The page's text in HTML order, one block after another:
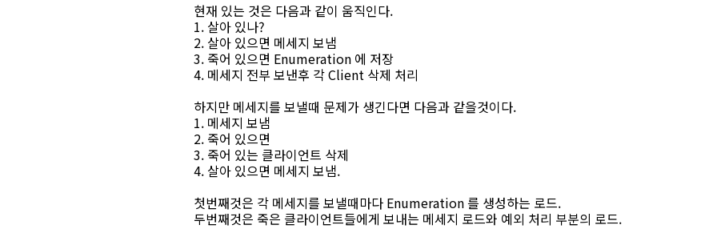
현재 있는 것은 다음과 같이 움직인다.
1. 살아 있나?
2. 살아 있으면 메세지 보냄
3. 죽어 있으면 Enumeration 에 저장
4. 메세지 전부 보낸후 각 Client 삭제 처리
하지만 메세지를 보낼때 문제가 생긴다면 다음과 같을것이다.
1. 메세지 보냄
2. 죽어 있으면
3. 죽어 있는 클라이언트 삭제
4. 살아 있으면 메세지 보냄.
첫번째것은 각 메세지를 보낼때마다 Enumeration 를 생성하는 로드.
두번째것은 죽은 클라이언트들에게 보내는 메세지 로드와 예외 처리 부분의 로드.